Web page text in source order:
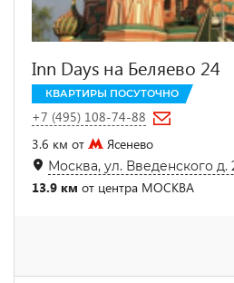
Inn Days на Беляево 24
КВАРТИРЫ ПОСУТОЧНО
+7 (495) 108-74-88
3.6 км от
Ясенево
Москва, ул. Введенского д.
13.9 км от центра МОСКВА